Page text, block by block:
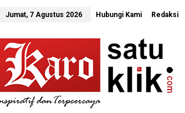
Jumat, 7 Agustus 2026 Hubungi Kami Redaksi